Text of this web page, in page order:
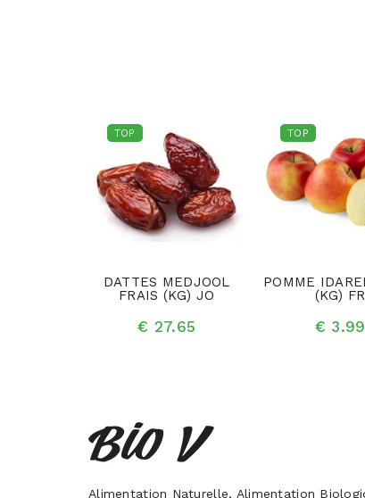
TOP
DATTES MEDJOOL
FRAIS (KG) JO
€ 27.65
TOP
POMME
(KG) FR
€ 3.99
Alimentation Naturelle, Alimentation